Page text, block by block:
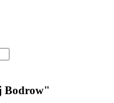
Bodrow"